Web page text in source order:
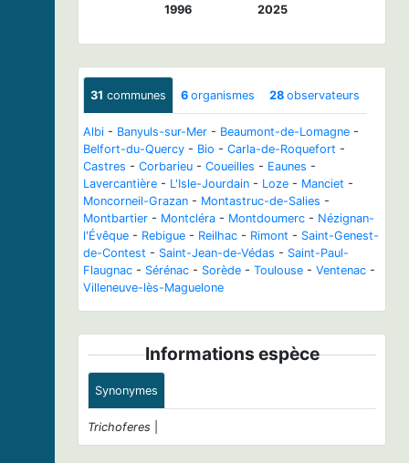
1996 2025
31 communes 6 organismes 28 observateurs
Albi - Banyuls-sur-Mer - Beaumont-de-Lomagne -
Belfort-du-Quercy - Bio - Carla-de-Roquefort -
Castres - Corbarieu - Coueilles - Eaunes -
Lavercantière - L'Isle-Jourdain - Loze - Manciet -
Moncorneil-Grazan - Montastruc-de-Salies -
Montbartier - Montcléra - Montdoumerc - Nézignan-
l'Évêque - Rebigue - Reilhac - Rimont - Saint-Genest-
de-Contest - Saint-Jean-de-Védas - Saint-Paul-
Flaugnac - Sérénac - Sorède - Toulouse - Ventenac -
Villeneuve-lès-Maguelone
Informations espèce
Synonymes
Trichoferes